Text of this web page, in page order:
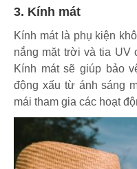
3. Kính mát
Kính mát là phụ kiện
nắng mặt trời và tia UV
Kính mát sẽ giúp bảo
động xấu từ ánh sáng
mái tham gia các hoạt